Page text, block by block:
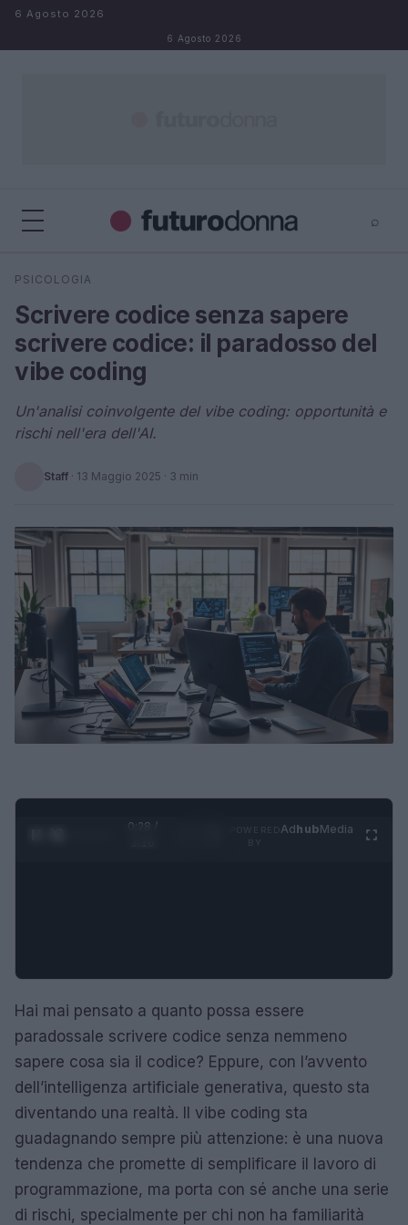
Salta al contenuto
6 Agosto 2026
6 Agosto 2026
⌕
Cerca
PSICOLOGIA
Scrivere codice senza sapere
scrivere codice: il paradosso del
vibe coding
Un'analisi coinvolgente del vibe coding: opportunità e
rischi nell'era dell'AI.
Staff · 13 Maggio 2025 · 3 min
0:28 /
AdhubMedia
Hai mai pensato a quanto possa essere
paradossale scrivere codice senza nemmeno
sapere cosa sia il codice? Eppure, con l’avvento
dell’intelligenza artificiale generativa, questo sta
diventando una realtà. Il vibe coding sta
guadagnando sempre più attenzione: è una nuova
tendenza che promette di semplificare il lavoro di
programmazione, ma porta con sé anche una serie
di rischi, specialmente per chi non ha familiarità